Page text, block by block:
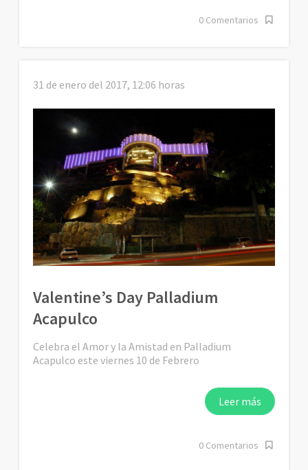
0 Comentarios
31 de enero del 2017, 12:06 horas
Valentine’s Day Palladium
Acapulco
Celebra el Amor y la Amistad en Palladium
Acapulco este viernes 10 de Febrero
Leer más
0 Comentarios